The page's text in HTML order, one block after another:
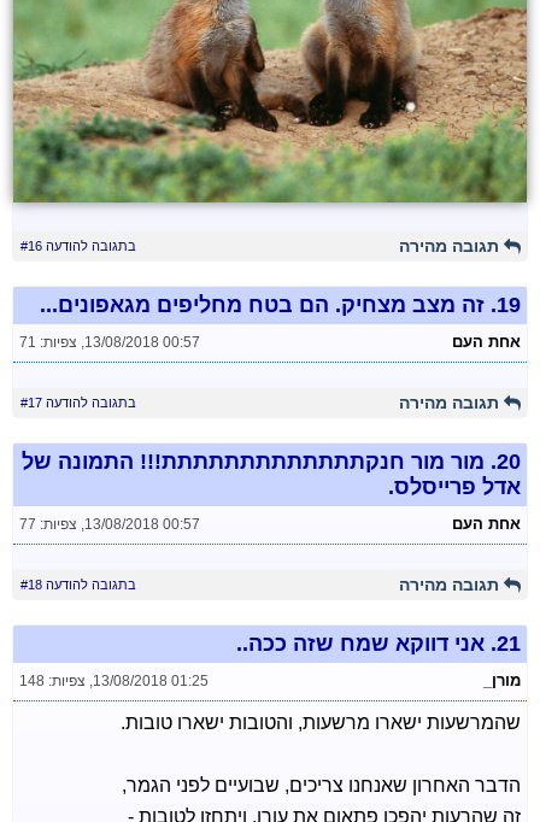
תגובה מהירה בתגובה להודעה #16
19. זה מצב מצחיק. הם בטח מחליפים מגאפונים...
אחת העם 13/08/2018 00:57
, צפיות: 71
תגובה מהירה בתגובה להודעה #17
20. מור מור חנקתתתתתתתתתתתתת!!! התמונה של
אדל פרייסלס.
אחת העם 13/08/2018 00:57
, צפיות: 77
תגובה מהירה בתגובה להודעה #18
21. אני דווקא שמח שזה ככה..
מורן_ 13/08/2018 01:25
, צפיות: 148
שהמרשעות ישארו מרשעות, והטובות ישארו טובות.
הדבר האחרון שאנחנו צריכים, שבועיים לפני הגמר,
זה שהרעות יהפכו פתאום את עורן, ויתחזו לטובות -